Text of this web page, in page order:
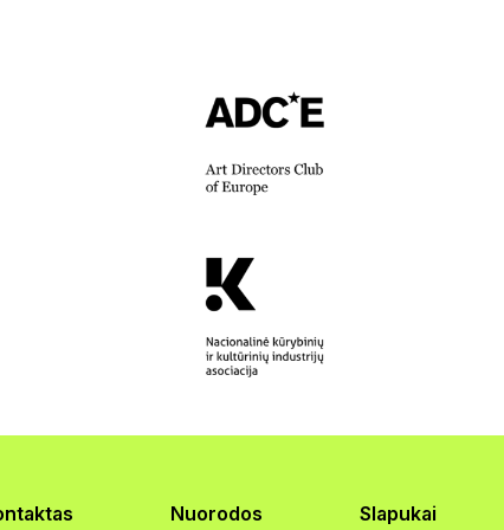
Nuorodos Slapukai